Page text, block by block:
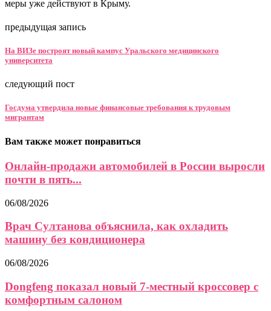
меры уже действуют в Крыму.
предыдущая запись
На ВИЗе построят новый кампус Уральского медицинского
университета
следующий пост
Госдума утвердила новые финансовые требования к трудовым
мигрантам
Вам также может понравиться
Онлайн-продажи автомобилей в России выросли
почти в пять...
06/08/2026
Врач Султанова объяснила, как охладить
машину без кондиционера
06/08/2026
Dongfeng показал новый 7-местный кроссовер с
комфортным салоном